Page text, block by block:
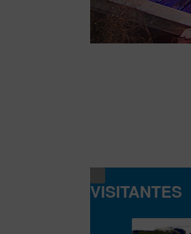
VISITANTES